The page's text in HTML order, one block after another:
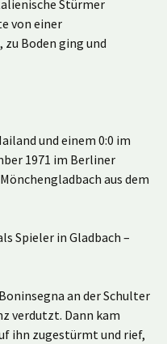
Stürmer
von einer
Boden ging und
und einem 0:0 im
1971 im Berliner
aus dem
Spieler in Gladbach –
an der Schulter
verdutzt. Dann kam
ihn zugestürmt und rief,